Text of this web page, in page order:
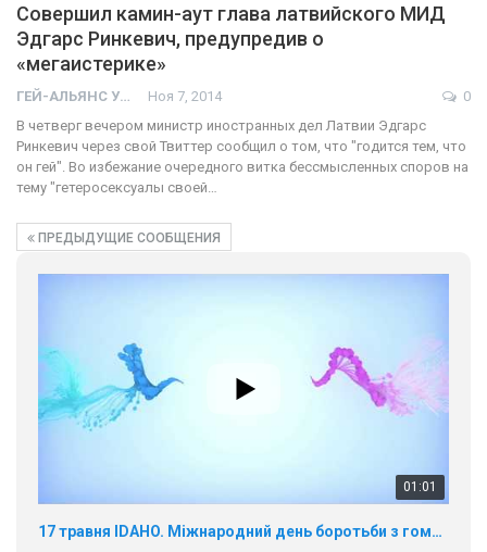
Совершил камин-аут глава латвийского МИД
Эдгарс Ринкевич, предупредив о
«мегаистерике»
ГЕЙ-АЛЬЯНС УКРАИНА Ноя 7, 2014
0
В четверг вечером министр иностранных дел Латвии Эдгарс
Ринкевич через свой Твиттер сообщил о том, что "годится тем, что
он гей". Во избежание очередного витка бессмысленных споров на
тему "гетеросексуалы своей…
ПРЕДЫДУЩИЕ СООБЩЕНИЯ
5/17/2020
В цьому році, пандемія та COVІD-19 не дали нам можливості
провести вуличні акції. Наше відео-звернення про те, що
солідарності, приєднатися до нас. Регіональні підрозділи
ГАУ є в 16 областях України.
Разом наш голос лунає гучніше!